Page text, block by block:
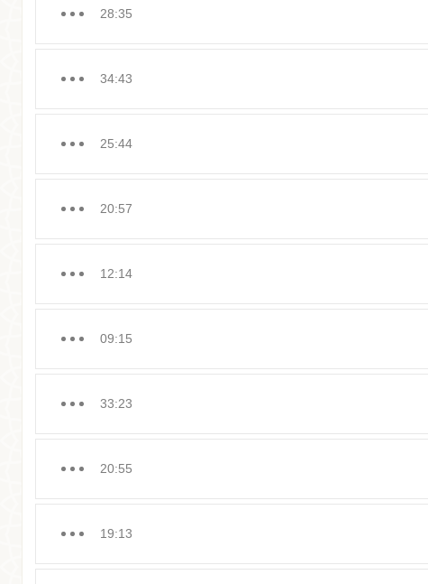
28:35
34:43
25:44
20:57
12:14
09:15
33:23
20:55
19:13